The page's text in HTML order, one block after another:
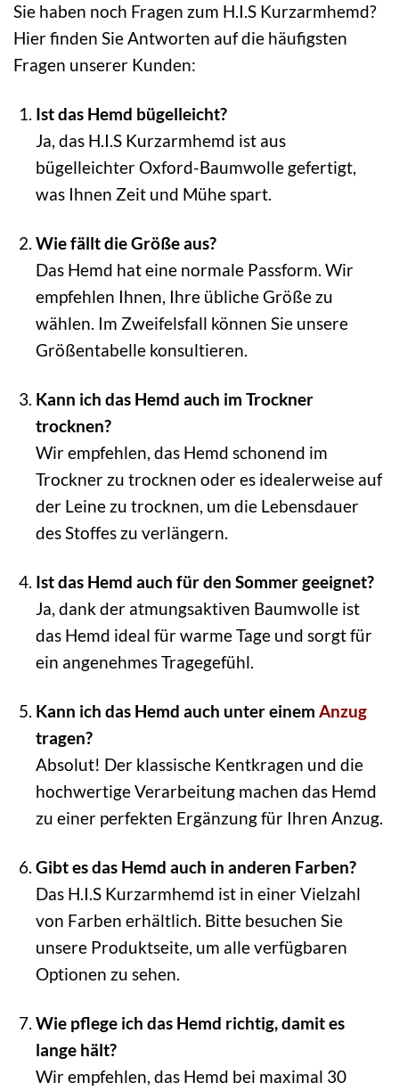
Sie haben noch Fragen zum H.I.S Kurzarmhemd?
Hier finden Sie Antworten auf die häufigsten
Fragen unserer Kunden:
Ist das Hemd bügelleicht?
Ja, das H.I.S Kurzarmhemd ist aus
bügelleichter Oxford-Baumwolle gefertigt,
was Ihnen Zeit und Mühe spart.
Wie fällt die Größe aus?
Das Hemd hat eine normale Passform. Wir
empfehlen Ihnen, Ihre übliche Größe zu
wählen. Im Zweifelsfall können Sie unsere
Größentabelle konsultieren.
Kann ich das Hemd auch im Trockner
trocknen?
Wir empfehlen, das Hemd schonend im
Trockner zu trocknen oder es idealerweise auf
der Leine zu trocknen, um die Lebensdauer
des Stoffes zu verlängern.
Ist das Hemd auch für den Sommer geeignet?
Ja, dank der atmungsaktiven Baumwolle ist
das Hemd ideal für warme Tage und sorgt für
ein angenehmes Tragegefühl.
Kann ich das Hemd auch unter einem Anzug
tragen?
Absolut! Der klassische Kentkragen und die
hochwertige Verarbeitung machen das Hemd
zu einer perfekten Ergänzung für Ihren Anzug.
Gibt es das Hemd auch in anderen Farben?
Das H.I.S Kurzarmhemd ist in einer Vielzahl
von Farben erhältlich. Bitte besuchen Sie
unsere Produktseite, um alle verfügbaren
Optionen zu sehen.
Wie pflege ich das Hemd richtig, damit es
lange hält?
Wir empfehlen, das Hemd bei maximal 30